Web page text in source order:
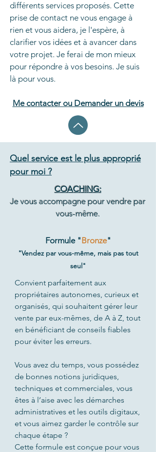
différents services proposés. Cette
prise de contact ne vous engage à
rien et vous aidera, je l'espère, à
clarifier vos idées et à avancer dans
votre projet. Je ferai de mon mieux
pour répondre à vos besoins. Je suis
là pour vous.​
Me contacter ou Demander un devis
Quel service est le plus approprié
pour moi ?
COACHING:
Je vous accompagne pour vendre par
vous-même.
Formule " Bronze"
"Vendez par vous-même, mais pas tout
seul"
Convient parfaitement aux
propriétaires autonomes, curieux et
organisés, qui souhaitent gérer leur
vente par eux-mêmes, de A à Z, tout
en bénéficiant de conseils fiables
pour éviter les erreurs.
Vous avez du temps, vous possédez
de bonnes notions juridiques,
techniques et commerciales, vous
êtes à l’aise avec les démarches
administratives et les outils digitaux,
et vous aimez garder le contrôle sur
chaque étape ?
Cette formule est conçue pour vous